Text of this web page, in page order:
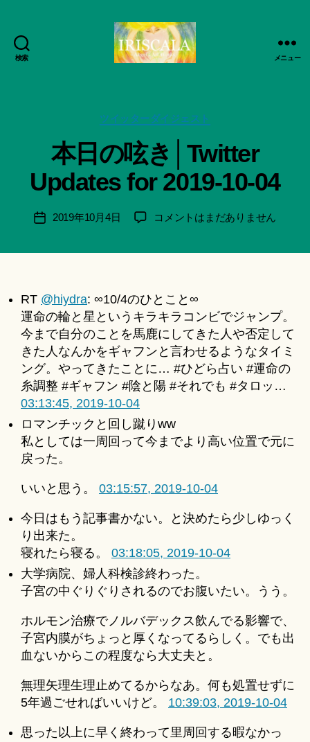
検索
日
活
動
記
録・
品
IRISCALA
メニュー
カ
ゴ
リ
ー
ツイッターダイジェスト
本日の呟き│Twitter
Updates for 2019-10-04
投
:
智
月
a
ts
u
ki
＊
投
2019年10月4日
本
│Twitter
Updates
for
2019-
10-
04
へ
コメントはまだありません
RT @hiydra: ∞10/4のひとこと∞
運命の輪と星というキラキラコンビでジャンプ。
今まで自分のことを馬鹿にしてきた人や否定して
きた人なんかをギャフンと言わせるようなタイミ
ング。やってきたことに… #ひどら占い #運命の
糸調整 #ギャフン #陰と陽 #それでも #タロッ…
03:13:45, 2019-10-04
ロマンチックと回し蹴りww
私としては一周回って今までより高い位置で元に
戻った。
いいと思う。 03:15:57, 2019-10-04
今日はもう記事書かない。と決めたら少しゆっく
り出来た。
寝れたら寝る。 03:18:05, 2019-10-04
大学病院、婦人科検診終わった。
子宮の中ぐりぐりされるのでお腹いたい。うう。
ホルモン治療でノルバデックス飲んでる影響で、
子宮内膜がちょっと厚くなってるらしく。でも出
血ないからこの程度なら大丈夫と。
無理矢理生理止めてるからなあ。何も処置せずに
5年過ごせればいいけど。 10:39:03, 2019-10-04
思った以上に早く終わって里周回する暇なかっ